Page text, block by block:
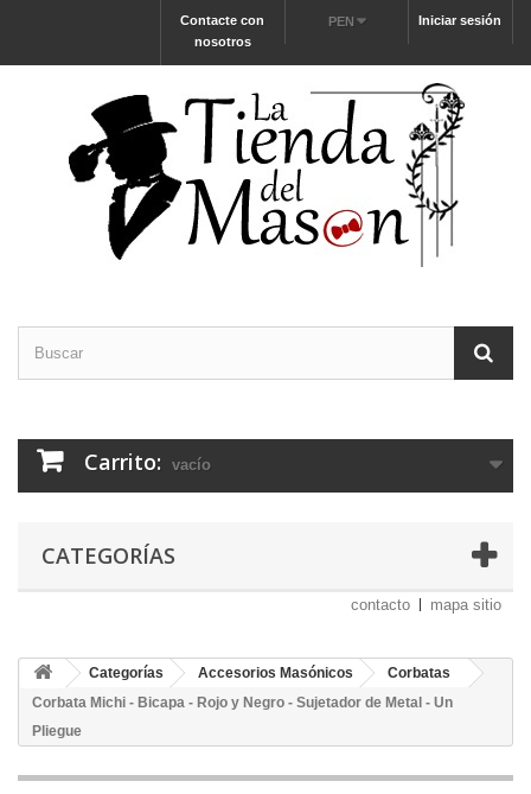
Iniciar sesión
PEN
Contacte con
nosotros
Carrito: vacío
CATEGORÍAS
contacto mapa sitio
Categorías Accesorios Masónicos
Corbatas
Corbata Michi - Bicapa - Rojo y Negro - Sujetador de Metal - Un
Pliegue